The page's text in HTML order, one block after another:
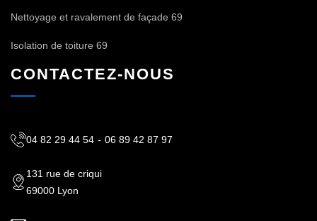
Nettoyage et ravalement de façade 69
Isolation de toiture 69
CONTACTEZ-NOUS
04 82 29 44 54 - 06 89 42 87 97
131 rue de criqui
69000 Lyon